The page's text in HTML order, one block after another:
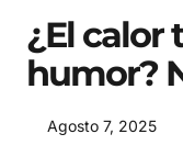
¿El calor
humor?
Agosto 7, 2025